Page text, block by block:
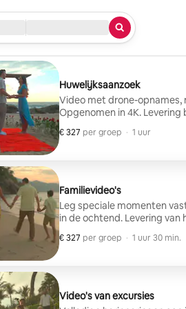
uitchecken
Service
Huwelijksaanzoek
Video met drone-opnames,
Opgenomen in 4K. Levering
€ 327 per groep
€ 327 per groep
, · 1 uur
Familievideo's
Leg speciale momenten
in de ochtend. Levering van
€ 327 per groep
€ 327 per groep
, · 1 uur 30 min.
Video's van excursies